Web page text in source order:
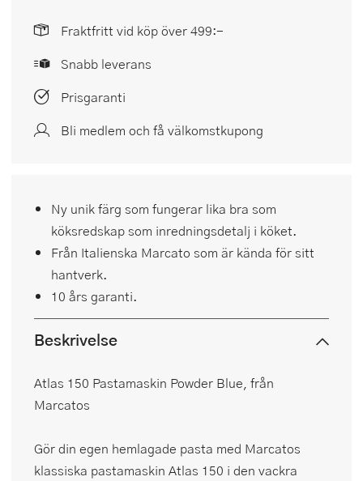
Fraktfritt vid köp över 499:-
Snabb leverans
Prisgaranti
Bli medlem och få välkomstkupong
Ny unik färg som fungerar lika bra som
köksredskap som inredningsdetalj i köket.
Från Italienska Marcato som är kända för sitt
hantverk.
10 års garanti.
Beskrivelse
Atlas 150 Pastamaskin Powder Blue, från
Marcatos
Gör din egen hemlagade pasta med Marcatos
klassiska pastamaskin Atlas 150 i den vackra